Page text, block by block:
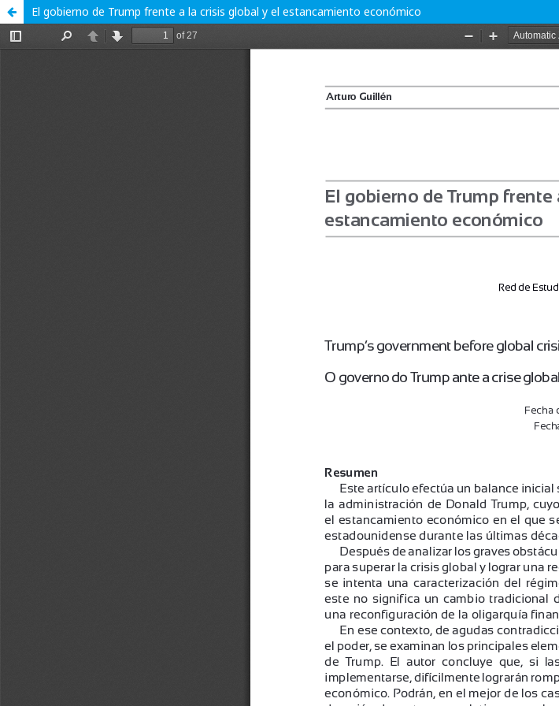
El gobierno de Trump frente a la crisis global y el estancamiento económico